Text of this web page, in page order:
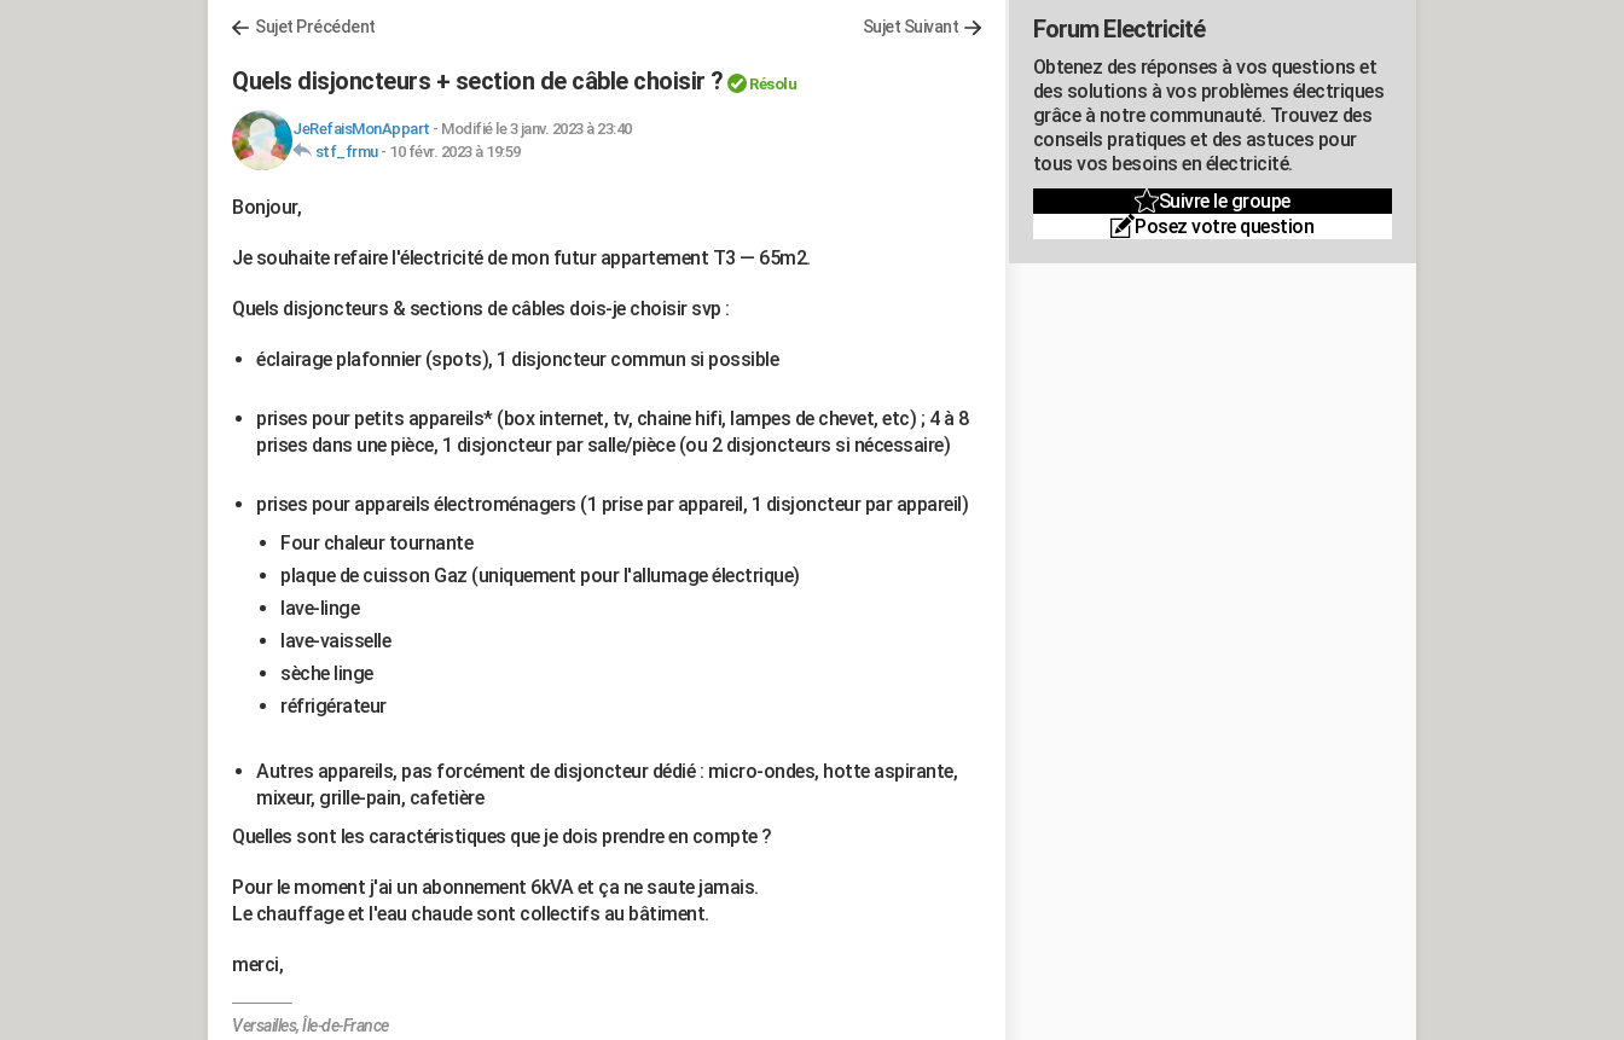
Sujet Précédent Sujet Suivant
Quels disjoncteurs + section de câble choisir ? Résolu
JeRefaisMonAppart - Modifié le 3 janv. 2023 à 23:40
stf_frmu- 10 févr. 2023 à 19:59
Bonjour,
Je souhaite refaire l'électricité de mon futur appartement T3 — 65m2.
Quels disjoncteurs & sections de câbles dois-je choisir svp :
éclairage plafonnier (spots), 1 disjoncteur commun si possible
prises pour petits appareils* (box internet, tv, chaine hifi, lampes de chevet, etc) ; 4 à 8
prises dans une pièce, 1 disjoncteur par salle/pièce (ou 2 disjoncteurs si nécessaire)
prises pour appareils électroménagers (1 prise par appareil, 1 disjoncteur par appareil)
Four chaleur tournante
plaque de cuisson Gaz (uniquement pour l'allumage électrique)
lave-linge
lave-vaisselle
sèche linge
réfrigérateur
Autres appareils, pas forcément de disjoncteur dédié : micro-ondes, hotte aspirante,
mixeur, grille-pain, cafetière
Quelles sont les caractéristiques que je dois prendre en compte ?
Pour le moment j'ai un abonnement 6kVA et ça ne saute jamais.
Le chauffage et l'eau chaude sont collectifs au bâtiment.
merci,
Versailles, Île-de-France
Forum Electricité
Obtenez des réponses à vos questions et
des solutions à vos problèmes électriques
grâce à notre communauté. Trouvez des
conseils pratiques et des astuces pour
tous vos besoins en électricité.
Suivre le groupe
Posez votre question